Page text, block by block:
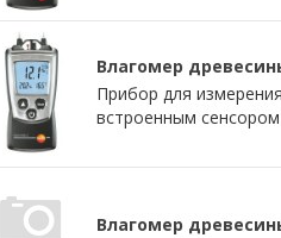
Влагомер
Прибор для
встроенным
Влагомер